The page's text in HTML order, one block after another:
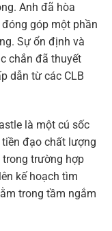
Anh đã hòa
góp một phần
Sự ổn định và
chắn đã thuyết
dẫn từ các CLB
là một cú sốc
đạo chất lượng
trường hợp
kế hoạch tìm
trong tầm ngắm